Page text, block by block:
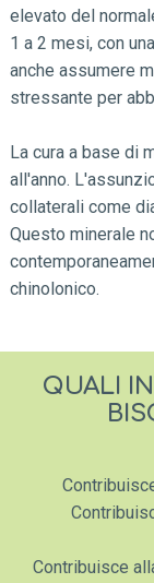
elevato del
1 a 2 mesi, con
anche assumere
stressante per
La cura a base di
all'anno.
collaterali come
Questo minerale
chinolonico.
QUALI
Contribuisce